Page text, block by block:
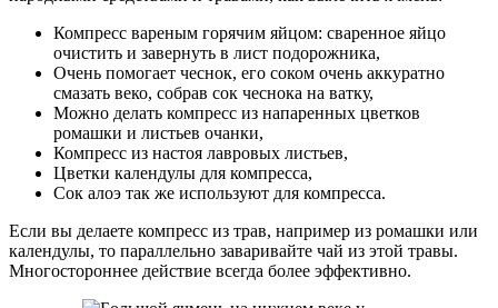
Компресс вареным горячим яйцом: сваренное яйцо
очистить и завернуть в лист подорожника,
Очень помогает чеснок, его соком очень аккуратно
смазать веко, собрав сок чеснока на ватку,
Можно делать компресс из напаренных цветков
ромашки и листьев очанки,
Компресс из настоя лавровых листьев,
Цветки календулы для компресса,
Сок алоэ так же используют для компресса.
Если вы делаете компресс из трав, например из ромашки или
календулы, то параллельно заваривайте чай из этой травы.
Многостороннее действие всегда более эффективно.